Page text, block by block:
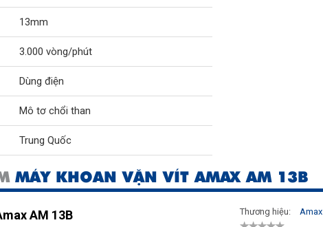
13mm
3.000 vòng/phút
Dùng điện
Mô tơ chổi than
Trung Quốc
MÁY KHOAN VẶN VÍT AMAX AM 13B
AM 13B Thương hiệu:
Amax